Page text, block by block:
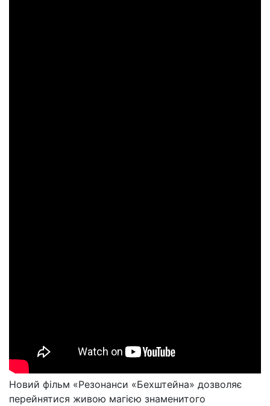
Новий фільм «Резонанси «Бехштейна» дозволяє
перейнятися живою магією знаменитого